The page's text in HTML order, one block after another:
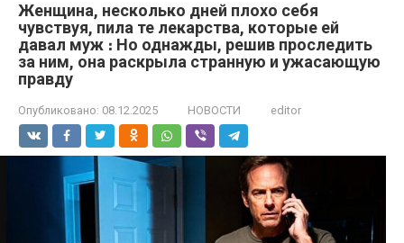
Женщина, несколько дней плохо себя
чувствуя, пила те лекарства, которые ей
давал муж ։ Но однажды, решив проследить
за ним, она раскрыла странную и ужасающую
правду
Опубликовано: 08.12.2025 НОВОСТИ editor